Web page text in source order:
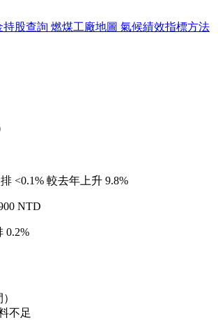
持股查詢 燃煤工廠地圖 氣候績效指標方法
<0.1% 較去年上升 9.8%
NTD
0.2%
不足